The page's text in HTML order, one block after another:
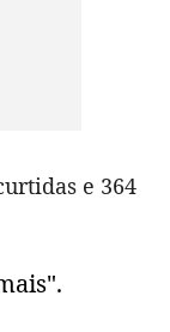
e 364